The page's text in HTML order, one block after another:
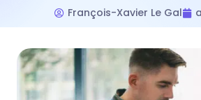
François-Xavier Le Gal